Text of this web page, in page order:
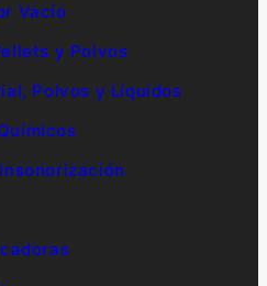
Vacío
y Polvos
Polvos y Líquidos